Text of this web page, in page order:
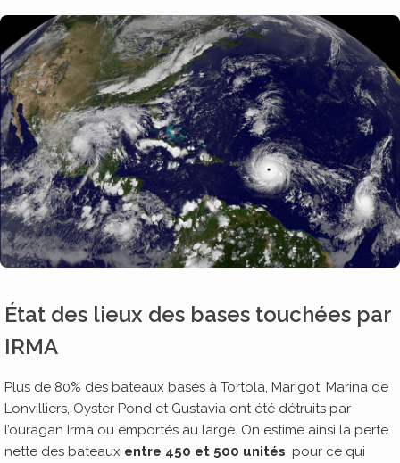
État des lieux des bases touchées par
IRMA
Plus de 80% des bateaux basés à Tortola, Marigot, Marina de
Lonvilliers, Oyster Pond et Gustavia ont été détruits par
l’ouragan Irma ou emportés au large. On estime ainsi la perte
nette des bateaux entre 450 et 500 unités, pour ce qui